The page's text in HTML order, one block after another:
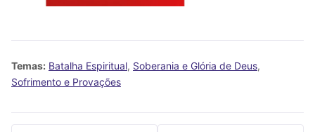
Temas: Batalha Espiritual, Soberania e Glória de Deus,
Sofrimento e Provações